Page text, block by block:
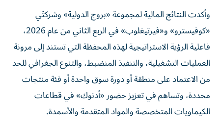
وأكدت النتائج المالية لمجموعة «بروج الدولية» وشركتَي
«كوفيسترو» و«فيرتيغلوب» في الربع الثاني من عام 2026،
فاعلية الرؤية الاستراتيجية لهذه المحفظة التي تستند إلى مرونة
العمليات التشغيلية، والتنفيذ المنضبط، والتنوع الجغرافي للحد
من الاعتماد على منطقة أو دورة سوق واحدة أو فئة منتجات
محددة، وتساهم في تعزيز حضور «أدنوك» في قطاعات
الكيماويات المتخصصة والمواد المتقدمة والأسمدة.